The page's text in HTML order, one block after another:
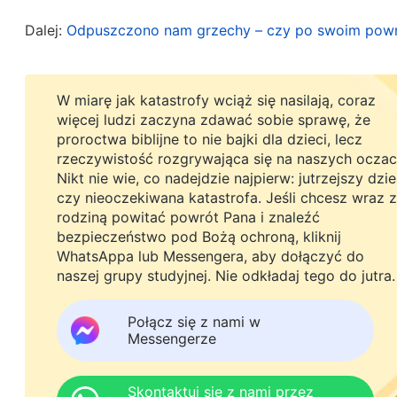
Ojciec we Mnie« nie wskazują na to, że są Oni
zostali rozdzieleni między niebo i ziemię? W
dzieje, jest to po prostu Bóg, niosący
t. 1, Pojawienie się Boga i Jego dzieło). „ Kiedy
nazywając Go Ojcem, zostało to uczynione
dlatego, że Duch Boży przybrał normalne i
stworzonej. Nawet jeśli w Jego wnętrzu był
normalnego człowieka. Innymi słowy, stał się
ludzie, łącznie z samym Jezusem. Zważywszy
osobą (mężczyzną czy też kobietą, ale na
urodziła się w normalnej rodzinie zwykłych
»Ojcze«, nazywał go tym samym imieniem,
perspektywy stworzonego człowieka. (…)
Dalej: Odpuszczono nam grzechy – czy po swoim
W miarę jak katastrofy wciąż się nasilają, coraz
więcej ludzi zaczyna zdawać sobie sprawę, że
proroctwa biblijne to nie bajki dla dzieci, lecz
rzeczywistość rozgrywająca się na naszych
Nikt nie wie, co nadejdzie najpierw: jutrzejszy
czy nieoczekiwana katastrofa. Jeśli chcesz wraz z
rodziną powitać powrót Pana i znaleźć
bezpieczeństwo pod Bożą ochroną, kliknij
WhatsAppa lub Messengera, aby dołączyć do
naszej grupy studyjnej. Nie odkładaj tego do jutra.
Połącz się z nami w
Messengerze
Skontaktuj się z nami przez